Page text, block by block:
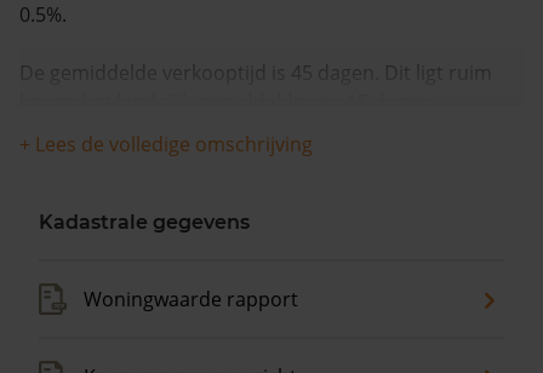
0.5%.
De gemiddelde verkooptijd is 45 dagen. Dit ligt ruim
De gemiddelde huizenprijs is €298.000. De gemiddelde
de gemiddelde woningwaarde met 11,9% gestegen.
+ Lees de volledige omschrijving
Kadastrale gegevens
Woningwaarde rapport